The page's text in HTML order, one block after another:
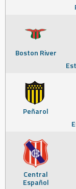
Boston River
Peñarol
Central
Español